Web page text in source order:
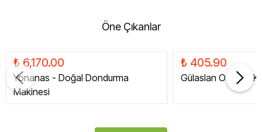
Öne Çıkanlar
₺ 6,170.00
Yonanas - Doğal Dondurma
Makinesi
₺ 405.90
Gülaslan Organik